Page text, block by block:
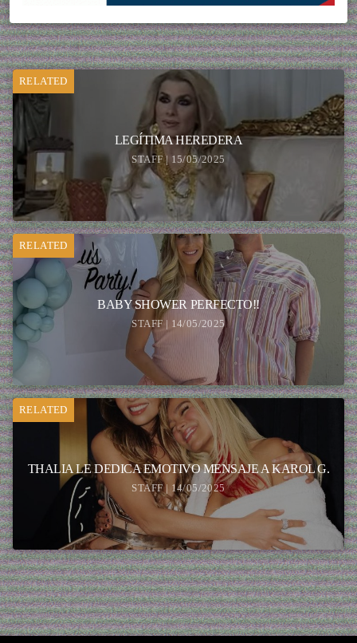
RELATED
LEGÍTIMA HEREDERA
STAFF | 15/05/2025
RELATED
BABY SHOWER PERFECTO!!
STAFF | 14/05/2025
RELATED
THALIA LE DEDICA EMOTIVO MENSAJE A KAROL G.
STAFF | 14/05/2025